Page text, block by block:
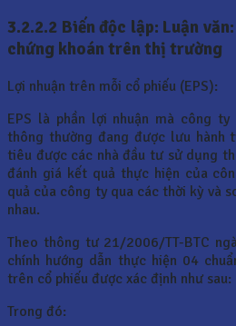
3.2.2.2 Biến độc lập: Luận
chứng khoán trên thị trường
Lợi nhuận trên mỗi cổ phiếu (EPS):
EPS là phần lợi nhuận mà công
thông thường đang được lưu hành
tiêu được các nhà đầu tư sử dụng
đánh giá kết quả thực hiện của
quả của công ty qua các thời kỳ và
nhau.
Theo thông tư 21/2006/TT-BTC
chính hướng dẫn thực hiện 04
trên cổ phiếu được xác định như sau:
Trong đó: